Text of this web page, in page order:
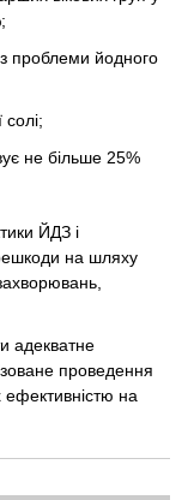
з проблеми йодного
не більше 25%
ЙДЗ і
на шляху
захворювань,
адекватне
проведення
ефективністю на